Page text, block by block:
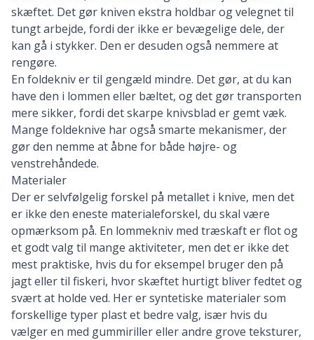
skæftet. Det gør kniven ekstra holdbar og velegnet til
tungt arbejde, fordi der ikke er bevægelige dele, der
kan gå i stykker. Den er desuden også nemmere at
rengøre.
En foldekniv er til gengæld mindre. Det gør, at du kan
have den i lommen eller bæltet, og det gør transporten
mere sikker, fordi det skarpe knivsblad er gemt væk.
Mange foldeknive har også smarte mekanismer, der
gør den nemme at åbne for både højre- og
venstrehåndede.
Materialer
Der er selvfølgelig forskel på metallet i knive, men det
er ikke den eneste materialeforskel, du skal være
opmærksom på. En lommekniv med træskaft er flot og
et godt valg til mange aktiviteter, men det er ikke det
mest praktiske, hvis du for eksempel bruger den på
jagt eller til fiskeri, hvor skæftet hurtigt bliver fedtet og
svært at holde ved. Her er syntetiske materialer som
forskellige typer plast et bedre valg, især hvis du
vælger en med gummiriller eller andre grove teksturer,